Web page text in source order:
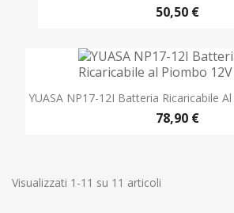
50,50 €
YUASA NP17-12I Batteria Ricaricabile
78,90 €
Visualizzati 1-11 su 11 articoli